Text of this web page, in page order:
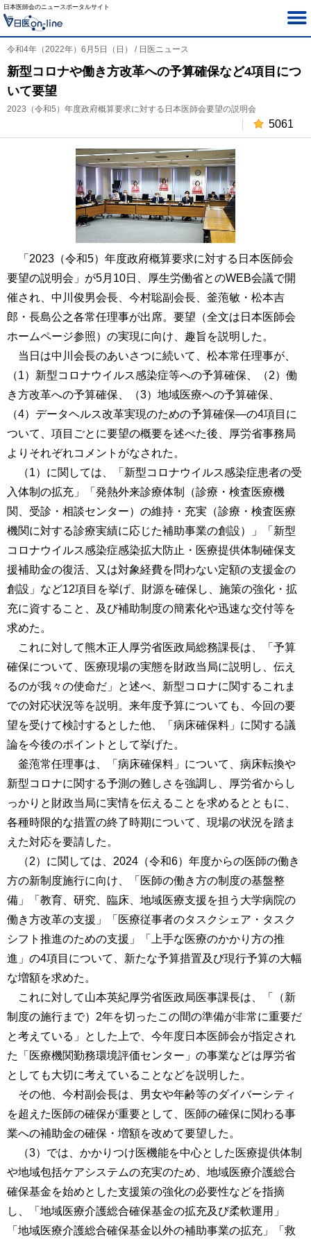
日本医師会のニュースポータルサイト
令和4年（2022年）6月5日（日） / 日医ニュース
新型コロナや働き方改革への予算確保など4項目につ
いて要望
2023（令和5）年度政府概算要求に対する日本医師会要望の説明会
5061
「2023（令和5）年度政府概算要求に対する日本医師会
要望の説明会」が5月10日、厚生労働省とのWEB会議で開
催され、中川俊男会長、今村聡副会長、釜萢敏・松本吉
郎・長島公之各常任理事が出席。要望（全文は日本医師会
ホームページ参照）の実現に向け、趣旨を説明した。
当日は中川会長のあいさつに続いて、松本常任理事が、
（1）新型コロナウイルス感染症等への予算確保、（2）働
き方改革への予算確保、（3）地域医療への予算確保、
（4）データヘルス改革実現のための予算確保―の4項目に
ついて、項目ごとに要望の概要を述べた後、厚労省事務局
よりそれぞれコメントがなされた。
（1）に関しては、「新型コロナウイルス感染症患者の受
入体制の拡充」「発熱外来診療体制（診療・検査医療機
関、受診・相談センター）の維持・充実（診療・検査医療
機関に対する診療実績に応じた補助事業の創設）」「新型
コロナウイルス感染症感染拡大防止・医療提供体制確保支
援補助金の復活、又は対象経費を問わない定額の支援金の
創設」など12項目を挙げ、財源を確保し、施策の強化・拡
充に資すること、及び補助制度の簡素化や迅速な交付等を
求めた。
これに対して熊木正人厚労省医政局総務課長は、「予算
確保について、医療現場の実態を財政当局に説明し、伝え
るのが我々の使命だ」と述べ、新型コロナに関するこれま
での対応状況等を説明。来年度予算についても、今回の要
望を受けて検討するとした他、「病床確保料」に関する議
論を今後のポイントとして挙げた。
釜萢常任理事は、「病床確保料」について、病床転換や
新型コロナに関する予測の難しさを強調し、厚労省からし
っかりと財政当局に実情を伝えることを求めるとともに、
各種時限的な措置の終了時期について、現場の状況を踏ま
えた対応を要請した。
（2）に関しては、2024（令和6）年度からの医師の働き
方の新制度施行に向け、「医師の働き方の制度の基盤整
備」「教育、研究、臨床、地域医療支援を担う大学病院の
働き方改革の支援」「医療従事者のタスクシェア・タスク
シフト推進のための支援」「上手な医療のかかり方の推
進」の4項目について、新たな予算措置及び現行予算の大幅
な増額を求めた。
これに対して山本英紀厚労省医政局医事課長は、「（新
制度の施行まで）2年を切ったこの間の準備が非常に重要だ
と考えている」とした上で、今年度日本医師会が指定され
た「医療機関勤務環境評価センター」の事業などは厚労省
としても大切に考えていることなどを説明した。
その他、今村副会長は、男女や年齢等のダイバーシティ
を超えた医師の確保が重要として、医師の確保に関わる事
業への補助金の確保・増額を改めて要望した。
（3）では、かかりつけ医機能を中心とした医療提供体制
や地域包括ケアシステムの充実のため、地域医療介護総合
確保基金を始めとした支援策の強化の必要性などを指摘
し、「地域医療介護総合確保基金の拡充及び柔軟運用」
「地域医療介護総合確保基金以外の補助事業の拡充」「救